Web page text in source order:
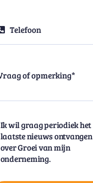
Ik wil graag periodiek het
laatste nieuws ontvangen
over Groei van mijn
onderneming.